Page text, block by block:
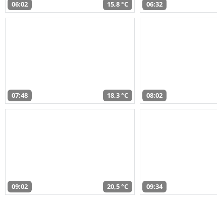
06:02 15,8 °C 06:32
07:48 18,3 °C 08:02
09:02 20,5 °C 09:34